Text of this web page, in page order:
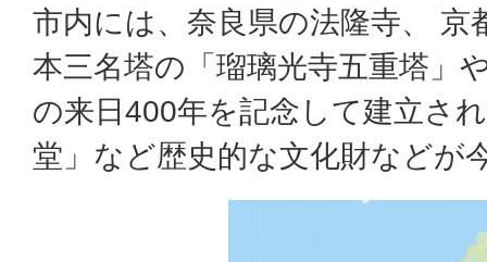
市内には、奈良県の法隆寺、 京
本三名塔の「瑠璃光寺五重塔」
の来日400年を記念して建立さ
堂」など歴史的な文化財などが